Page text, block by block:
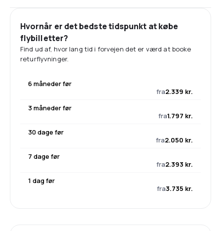
Hvornår er det bedste tidspunkt at købe
flybilletter?
Find ud af, hvor lang tid i forvejen det er værd at booke
returflyvninger.
6 måneder før
fra2.339 kr.
3 måneder før
fra1.797 kr.
30 dage før
fra2.050 kr.
7 dage før
fra2.393 kr.
1 dag før
fra3.735 kr.